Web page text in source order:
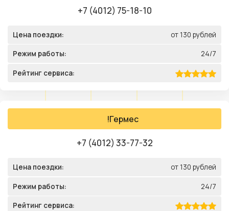
+7 (4012) 75-18-10
Цена поездки: от 130 рублей
Режим работы: 24/7
Рейтинг сервиса:
!Гермес
+7 (4012) 33-77-32
Цена поездки: от 130 рублей
Режим работы: 24/7
Рейтинг сервиса: